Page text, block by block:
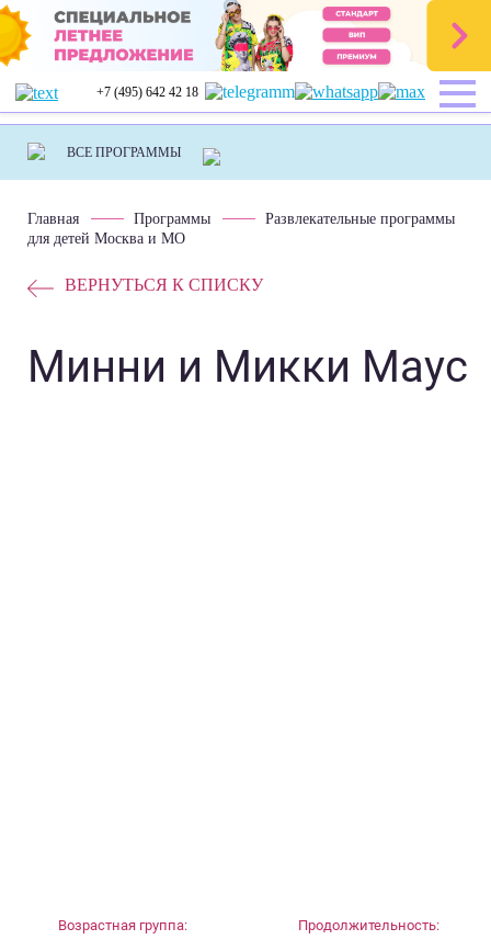
+7 (495) 642 42 18
Главная Программы
Развлекательные программы
для детей Москва и МО
ВЕРНУТЬСЯ К СПИСКУ
Минни и Микки Маус
Возрастная группа: Продолжительность: